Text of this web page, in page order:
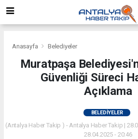
Anasayfa Belediyeler
Muratpaşa
Güvenliği Süreci
Açıklama
BELEDIYELER
(Antalya Haber Takip ) - Antalya Haber Takip |
28.04.2025 - 20:46